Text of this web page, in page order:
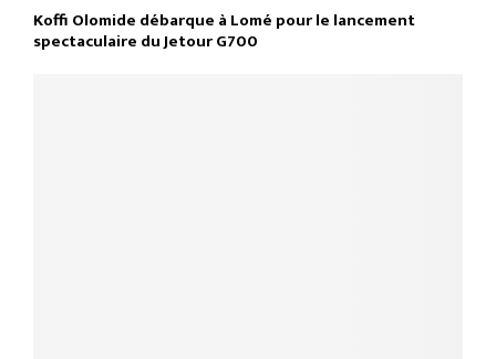
Koffi Olomide débarque à Lomé pour le lancement
spectaculaire du Jetour G700